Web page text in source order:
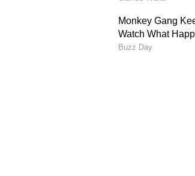
தலைநகர்
வரம்பான ஒரு
முதல் எட்டு
பாதுகாப்பான
உலகளவில்
கொண்டுள்ளது.
மாசுபாடு